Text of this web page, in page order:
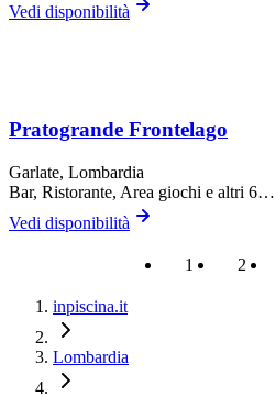
Vedi disponibilità
Pratogrande Frontelago
Garlate, Lombardia
Bar, Ristorante, Area giochi e altri 6…
Vedi disponibilità
1 2
inpiscina.it
Lombardia